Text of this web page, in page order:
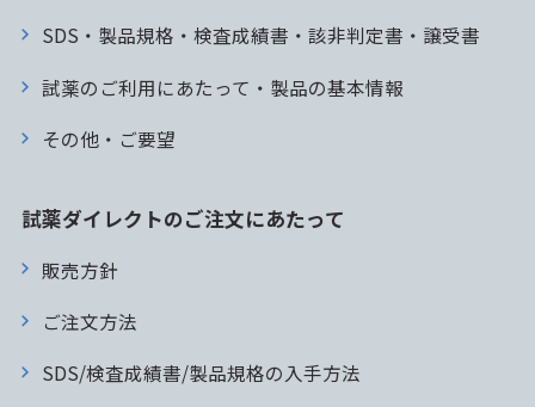
SDS・製品規格・検査成績書・該非判定書・譲受書
試薬のご利用にあたって・製品の基本情報
その他・ご要望
試薬ダイレクトのご注文にあたって
販売方針
ご注文方法
SDS/検査成績書/製品規格の入手方法